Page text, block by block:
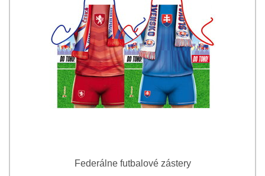
Federálne futbalové zástery